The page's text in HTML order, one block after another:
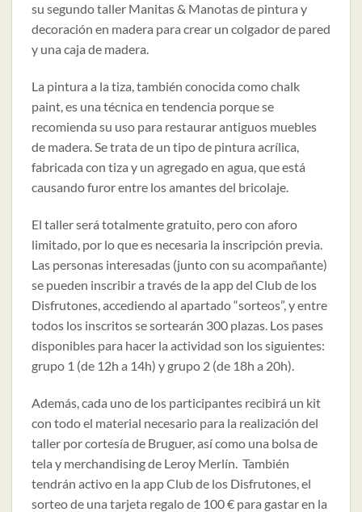
su segundo taller Manitas & Manotas de pintura y
decoración en madera para crear un colgador de pared
y una caja de madera.
La pintura a la tiza, también conocida como chalk
paint, es una técnica en tendencia porque se
recomienda su uso para restaurar antiguos muebles
de madera. Se trata de un tipo de pintura acrílica,
fabricada con tiza y un agregado en agua, que está
causando furor entre los amantes del bricolaje.
El taller será totalmente gratuito, pero con aforo
limitado, por lo que es necesaria la inscripción previa.
Las personas interesadas (junto con su acompañante)
se pueden inscribir a través de la app del Club de los
Disfrutones, accediendo al apartado “sorteos”, y entre
todos los inscritos se sortearán 300 plazas. Los pases
disponibles para hacer la actividad son los siguientes:
grupo 1 (de 12h a 14h) y grupo 2 (de 18h a 20h).
Además, cada uno de los participantes recibirá un kit
con todo el material necesario para la realización del
taller por cortesía de Bruguer, así como una bolsa de
tela y merchandising de Leroy Merlín. También
tendrán activo en la app Club de los Disfrutones, el
sorteo de una tarjeta regalo de 100 € para gastar en la